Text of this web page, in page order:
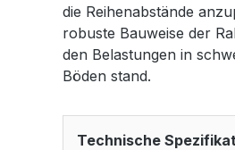
die Reihenabstände
robuste Bauweise der
den Belastungen in
Böden stand.
Technische